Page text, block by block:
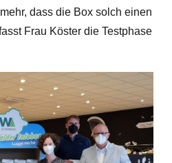
dass die Box solch einen
Frau Köster die Testphase